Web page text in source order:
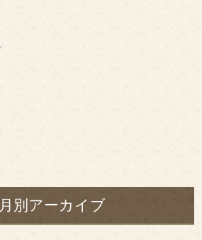
月別アーカイブ